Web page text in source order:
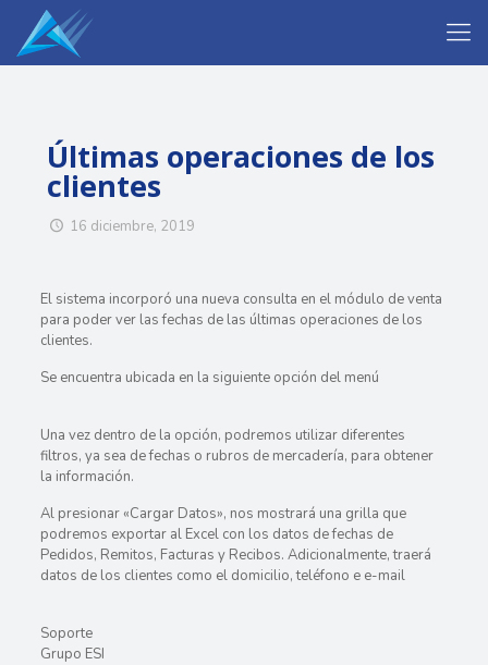
Últimas operaciones de los
clientes
16 diciembre, 2019
El sistema incorporó una nueva consulta en el módulo de venta
para poder ver las fechas de las últimas operaciones de los
clientes.
Se encuentra ubicada en la siguiente opción del menú
Una vez dentro de la opción, podremos utilizar diferentes
filtros, ya sea de fechas o rubros de mercadería, para obtener
la información.
Al presionar «Cargar Datos», nos mostrará una grilla que
podremos exportar al Excel con los datos de fechas de
Pedidos, Remitos, Facturas y Recibos. Adicionalmente, traerá
datos de los clientes como el domicilio, teléfono e e-mail
Soporte
Grupo ESI